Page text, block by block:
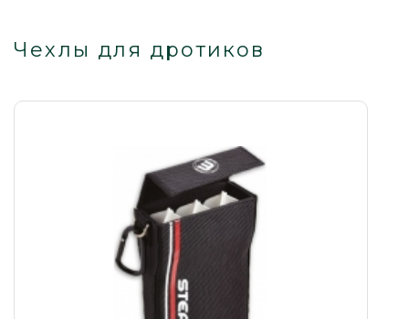
Чехлы для дротиков